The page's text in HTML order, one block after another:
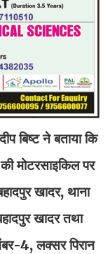
बिष्ट ने बताया कि
मोटरसाइकिल पर
खादर, थाना
खादर तथा
4, लक्सर पिरान